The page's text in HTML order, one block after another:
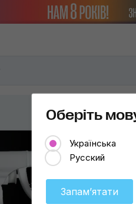
Оберіть
Українська
Русский
Запамʼятати